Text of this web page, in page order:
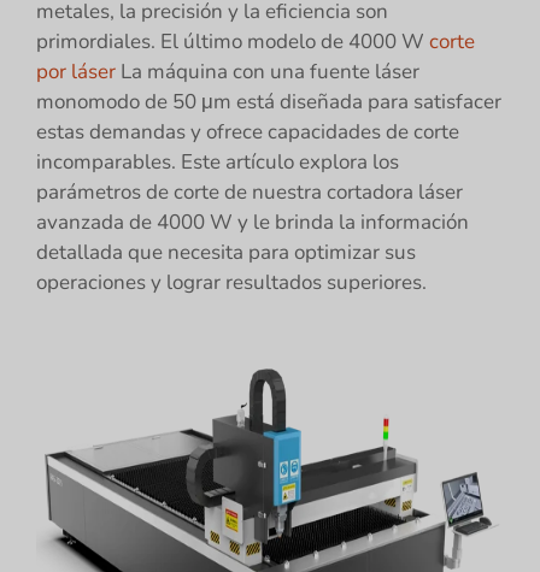
metales, la precisión y la eficiencia son
primordiales. El último modelo de 4000 W corte
por láser La máquina con una fuente láser
monomodo de 50 μm está diseñada para satisfacer
estas demandas y ofrece capacidades de corte
incomparables. Este artículo explora los
parámetros de corte de nuestra cortadora láser
avanzada de 4000 W y le brinda la información
detallada que necesita para optimizar sus
operaciones y lograr resultados superiores.